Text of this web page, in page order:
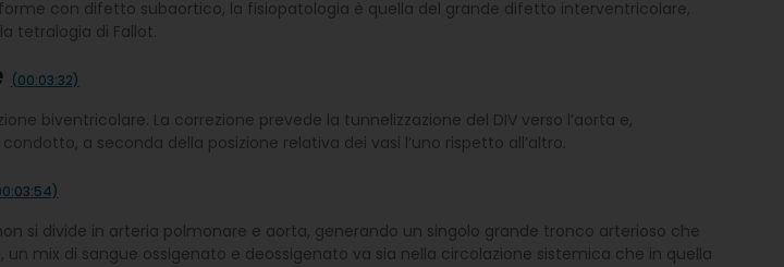
con difetto subaortico, la fisiopatologia è quella del grande difetto interventricolare,
tetralogia di Fallot.
(00:03:32)
biventricolare. La correzione prevede la tunnelizzazione del DIV verso l’aorta e,
a seconda della posizione relativa dei vasi l’uno rispetto all’altro.
si divide in arteria polmonare e aorta, generando un singolo grande tronco arterioso che
mix di sangue ossigenato e deossigenato va sia nella circolazione sistemica che in quella